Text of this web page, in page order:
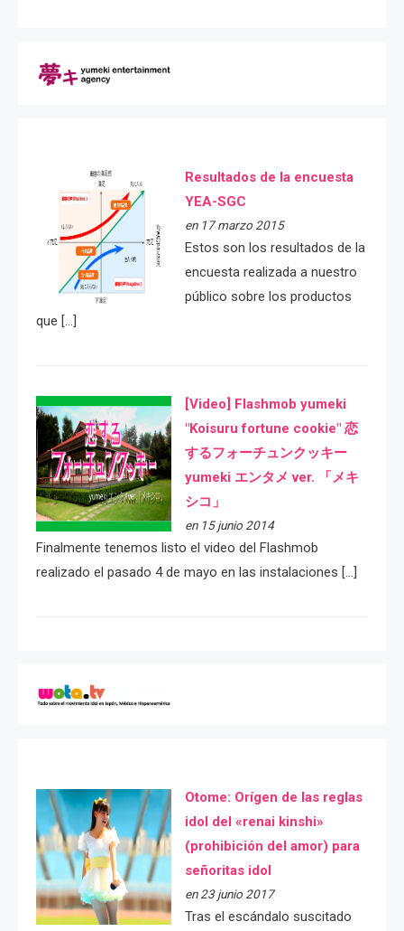
Resultados de la encuesta
YEA-SGC
en 17 marzo 2015
Estos son los resultados de la
encuesta realizada a nuestro
público sobre los productos
que […]
[Video] Flashmob yumeki
"Koisuru fortune cookie" 恋
するフォーチュンクッキー
yumeki エンタメ ver. 「メキ
シコ」
en 15 junio 2014
Finalmente tenemos listo el video del Flashmob
realizado el pasado 4 de mayo en las instalaciones […]
Otome: Orígen de las reglas
idol del «renai kinshi»
(prohibición del amor) para
señoritas idol
en 23 junio 2017
Tras el escándalo suscitado